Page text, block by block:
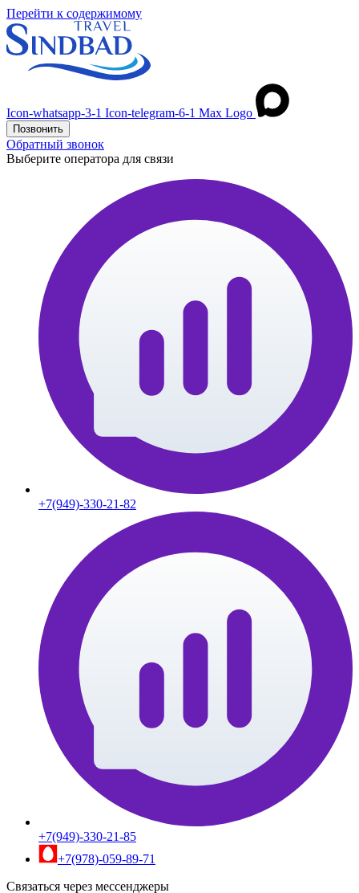
Перейти к содержимому
Icon-whatsapp-3-1 Icon-telegram-6-1 Max Logo
Позвонить
Обратный звонок
Выберите оператора для связи
+7(949)-330-21-82
+7(949)-330-21-85
+7(978)-059-89-71
Связаться через мессенджеры